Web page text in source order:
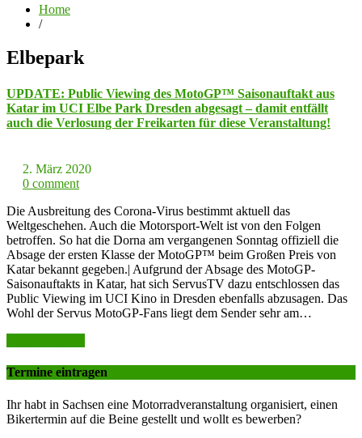
Home
/
Elbepark
UPDATE: Public Viewing des MotoGP™ Saisonauftakt aus
Katar im UCI Elbe Park Dresden abgesagt – damit entfällt
auch die Verlosung der Freikarten für diese Veranstaltung!
2. März 2020
0 comment
Die Ausbreitung des Corona-Virus bestimmt aktuell das
Weltgeschehen. Auch die Motorsport-Welt ist von den Folgen
betroffen. So hat die Dorna am vergangenen Sonntag offiziell die
Absage der ersten Klasse der MotoGP™ beim Großen Preis von
Katar bekannt gegeben.| Aufgrund der Absage des MotoGP-
Saisonauftakts in Katar, hat sich ServusTV dazu entschlossen das
Public Viewing im UCI Kino in Dresden ebenfalls abzusagen. Das
Wohl der Servus MotoGP-Fans liegt dem Sender sehr am…
Termine eintragen
Ihr habt in Sachsen eine Motorradveranstaltung organisiert, einen
Bikertermin auf die Beine gestellt und wollt es bewerben?